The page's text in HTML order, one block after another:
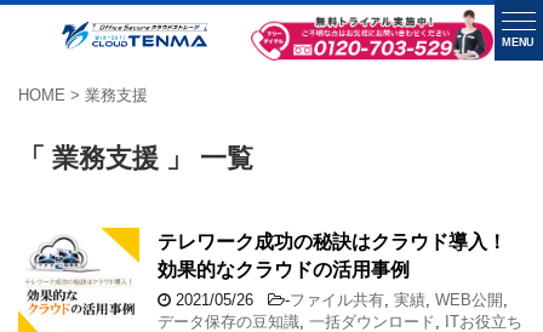
HOME > 業務支援
「 業務支援 」 一覧
テレワーク成功の秘訣はクラウド導入！
効果的なクラウドの活用事例
2021/05/26 -ファイル共有 実績 WEB公開
データ保存の豆知識 一括ダウンロード
ITお役立ち
MENU